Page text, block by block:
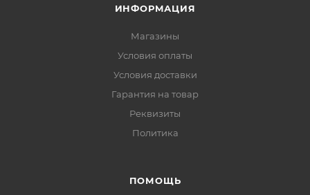
ИНФОРМАЦИЯ
Магазины
Условия оплаты
Условия доставки
Гарантия на товар
Реквизиты
Политика
ПОМОЩЬ